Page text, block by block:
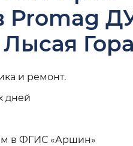
Promag
Гора
и ремонт.
дней
в ФГИС «Аршин»